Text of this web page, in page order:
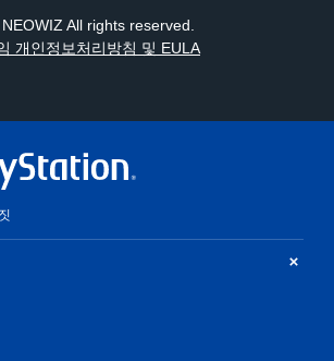
All rights reserved.
개인정보처리방침 및 EULA